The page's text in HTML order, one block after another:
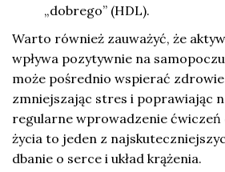
„dobrego” (HDL).
Warto również zauważyć, że
wpływa pozytywnie na
może pośrednio wspierać
zmniejszając stres i poprawiając
regularne wprowadzenie ćwiczeń
życia to jeden z
dbanie o serce i układ krążenia.